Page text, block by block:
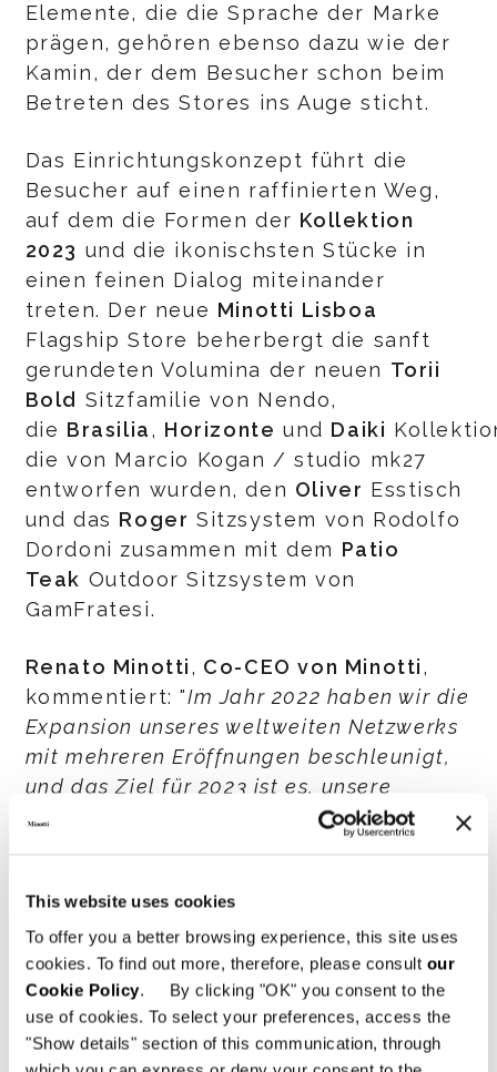
This website uses cookies
To offer you a better browsing experience, this site uses
cookies. To find out more, therefore, please consult our
Cookie Policy. By clicking "OK" you consent to the
use of cookies. To select your preferences, access the
"Show details" section of this communication, through
Elemente, die die Sprache der Marke
prägen, gehören ebenso dazu wie der
Kamin, der dem Besucher schon beim
Betreten des Stores ins Auge sticht.
Das Einrichtungskonzept führt die
Besucher auf einen raffinierten Weg,
auf dem die Formen der Kollektion
2023 und die ikonischsten Stücke in
einen feinen Dialog miteinander
treten. Der neue Minotti Lisboa
Flagship Store beherbergt die sanft
gerundeten Volumina der neuen Torii
Bold Sitzfamilie von Nendo,
die Brasilia, Horizonte und Daiki
die von Marcio Kogan / studio mk27
entworfen wurden, den Oliver Esstisch
und das Roger Sitzsystem von Rodolfo
Dordoni zusammen mit dem Patio
Teak Outdoor Sitzsystem von
GamFratesi.
Renato Minotti, Co-CEO von Minotti,
kommentiert: "Im Jahr 2022 haben wir die
Expansion unseres weltweiten Netzwerks
mit mehreren Eröffnungen beschleunigt,
und das Ziel für 2023 ist es, unsere
Referenzmärkte zu konsolidieren und
Marke auch dank der jüngsten
Eröffnungen in den wichtigsten
historischen Zentren systematisch
fortgesetzt wird. Die Eröffnung von
Minotti Lisboa ist Teil dieses
strategischen Plans, der durch die